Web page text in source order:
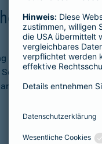
der Barmenia bietet
vor finanziellen
Ihrem Neubau - bis